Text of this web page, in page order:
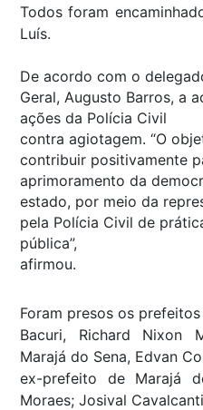
Todos foram
Luís.
De acordo com o
Geral, Augusto Barros, a
ações da Polícia Civil
contra agiotagem. “O
contribuir positivamente
aprimoramento da
estado, por meio da
pela Polícia Civil de
pública”,
afirmou.
Foram presos os
Bacuri, Richard Nixon
Marajá do Sena, Edvan
ex-prefeito de Marajá
Moraes; Josival